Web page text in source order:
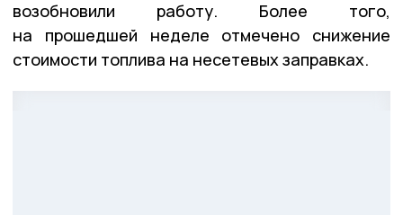
возобновили работу. Более того,
на прошедшей неделе отмечено снижение
стоимости топлива на несетевых заправках.